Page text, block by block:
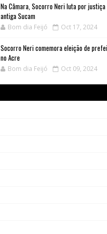
Na Câmara, Socorro Neri luta por
antiga Sucam
Bom dia Feijó Oct 17, 2024
Socorro Neri comemora eleição de
no Acre
Bom dia Feijó Oct 09, 2024